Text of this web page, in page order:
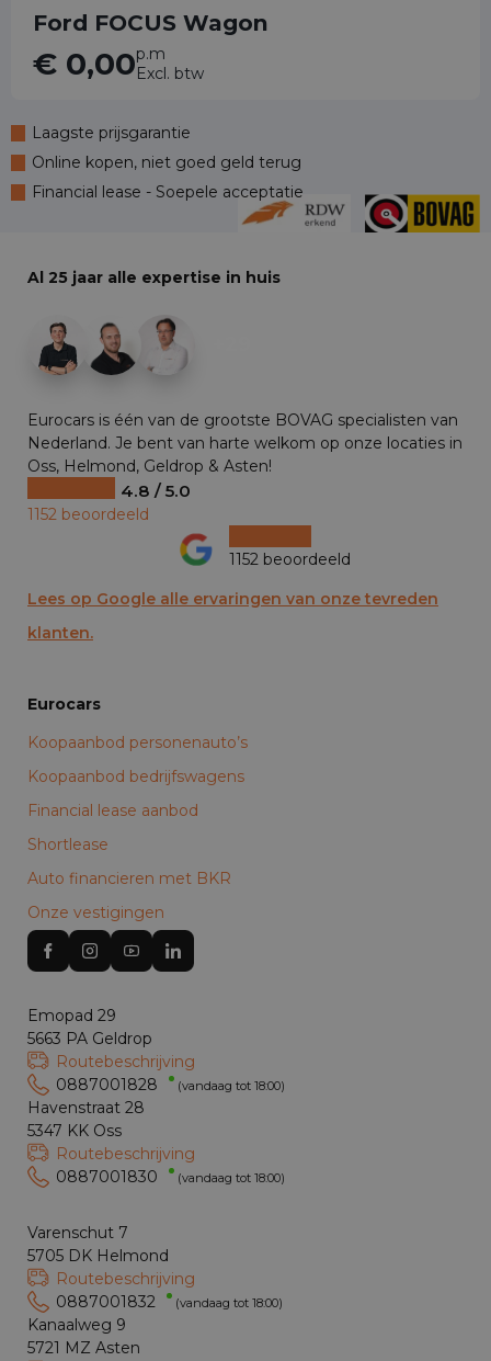
Ford FOCUS Wagon
€ 0,00p.m
Excl. btw
Laagste prijsgarantie
Online kopen, niet goed geld terug
Financial lease - Soepele acceptatie
Al 25 jaar alle expertise in huis
Eurocars is één van de grootste BOVAG specialisten van
Nederland. Je bent van harte welkom op onze locaties in
Oss, Helmond, Geldrop & Asten!
4.8 / 5.0
1152 beoordeeld
1152 beoordeeld
Lees op Google alle ervaringen van onze tevreden
klanten.
Eurocars
Koopaanbod personenauto’s
Koopaanbod bedrijfswagens
Financial lease aanbod
Shortlease
Auto financieren met BKR
Onze vestigingen
Emopad 29
5663 PA Geldrop
Routebeschrijving
0887001828
(vandaag tot 18:00)
Havenstraat 28
5347 KK Oss
Routebeschrijving
0887001830
(vandaag tot 18:00)
Varenschut 7
5705 DK Helmond
Routebeschrijving
0887001832
(vandaag tot 18:00)
Kanaalweg 9
5721 MZ Asten